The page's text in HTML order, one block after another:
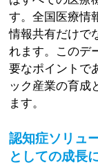
す。全国医療情
情報共有だけで
れます。このデ
要なポイントで
ック産業の育成
ます。
認知症ソリュ
としての成長